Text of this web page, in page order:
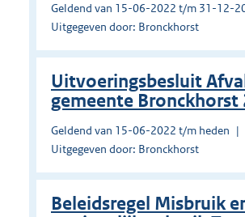
Geldend van 15-06-2022 t/m 31-12-
Uitgegeven door: Bronckhorst
Uitvoeringsbesluit
gemeente Bronckhorst
Geldend van 15-06-2022 t/m heden
Uitgegeven door: Bronckhorst
Beleidsregel Misbruik